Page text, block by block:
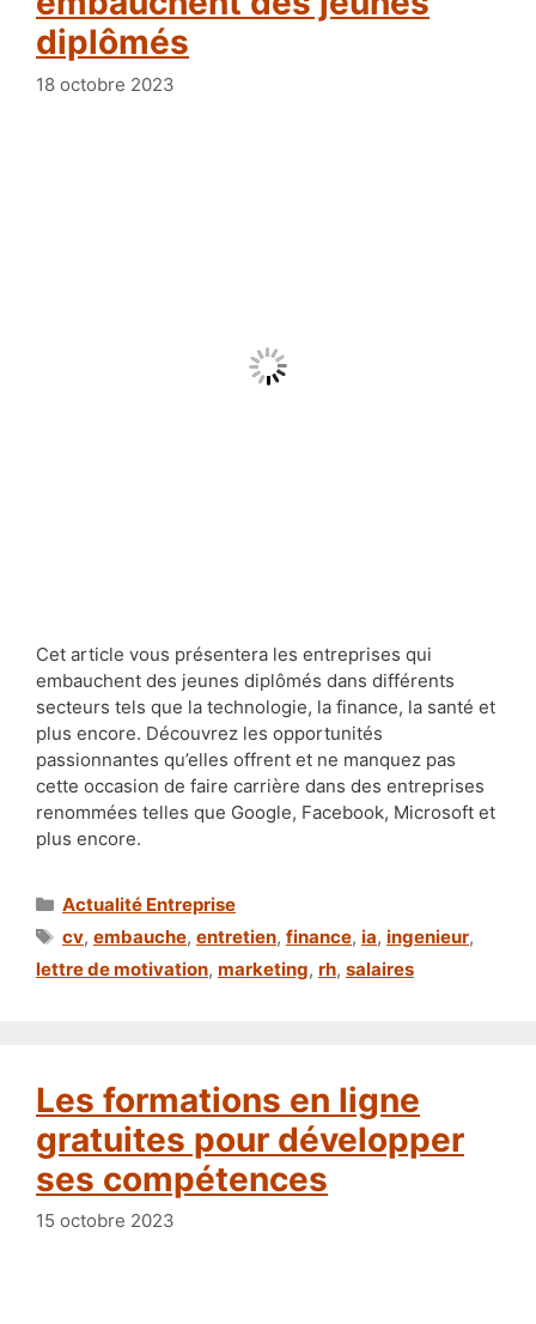
diplômés
18 octobre 2023
Cet article vous présentera les entreprises qui
embauchent des jeunes diplômés dans différents
secteurs tels que la technologie, la finance, la santé et
plus encore. Découvrez les opportunités
passionnantes qu’elles offrent et ne manquez pas
cette occasion de faire carrière dans des entreprises
renommées telles que Google, Facebook, Microsoft et
plus encore.
Catégories
Actualité Entreprise
Étiquettes
cv, embauche, entretien, finance, ia, ingenieur,
lettre de motivation, marketing, rh, salaires
Les formations en ligne
gratuites pour développer
ses compétences
15 octobre 2023